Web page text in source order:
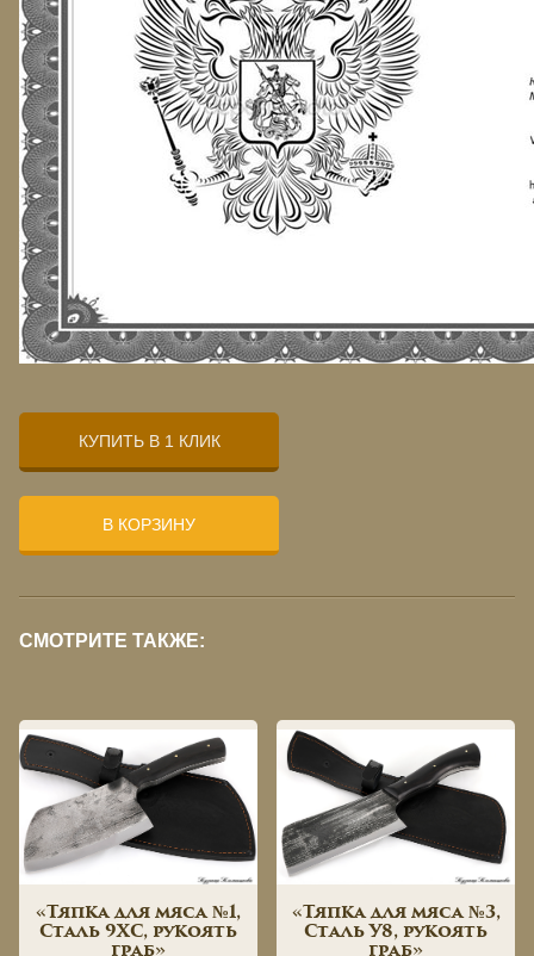
КУПИТЬ В 1 КЛИК
В КОРЗИНУ
СМОТРИТЕ ТАКЖЕ:
«Тяпка для мяса №1,
Сталь 9ХС, рукоять
граб»
«Тяпка для мяса №3,
Сталь У8, рукоять
граб»